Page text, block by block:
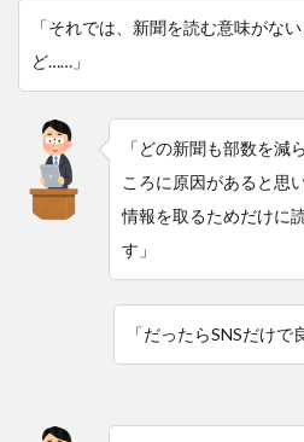
「それでは、新聞を読む意味がな
ど……」
「どの新聞も部数を減
ころに原因があると思
情報を取るためだけに
す」
「だったらSNSだけで